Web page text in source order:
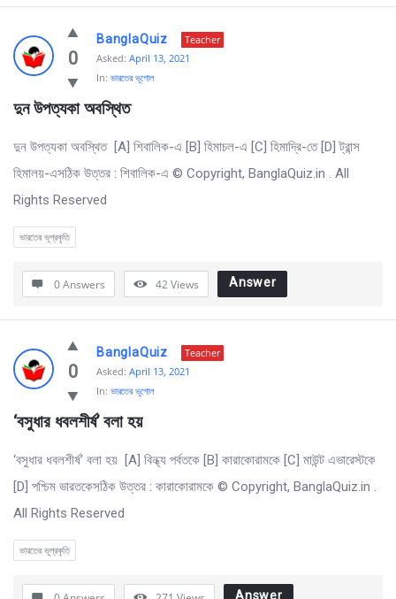
0
BanglaQuiz
Teacher
Asked: April 13, 2021
In: ভারতের ভূগোল
দুন উপত্যকা অবস্থিত
দুন উপত্যকা অবস্থিত [A] শিবালিক-এ [B] হিমাচল-এ [C] হিমাদ্রি-তে [D] ট্রান্স
হিমালয়-এসঠিক উত্তর : শিবালিক-এ © Copyright, BanglaQuiz.in . All
Rights Reserved
ভারতের ভূপ্রকৃতি
0 Answers 42Views Answer
0
BanglaQuiz
Teacher
Asked: April 13, 2021
In: ভারতের ভূগোল
‘বসুধার ধবলশীর্ষ’ বলা হয়
‘বসুধার ধবলশীর্ষ’ বলা হয় [A] বিন্ধ্য পর্বতকে [B] কারাকোরামকে [C] মাউন্ট এভারেস্টকে
[D] পশ্চিম ভারতকেসঠিক উত্তর : কারাকোরামকে © Copyright, BanglaQuiz.in .
All Rights Reserved
ভারতের ভূপ্রকৃতি
Answer